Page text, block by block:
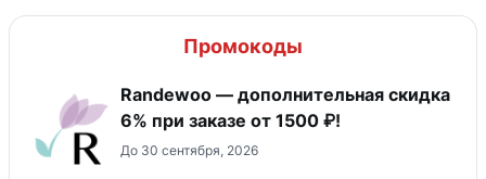
Промокоды
Randewoo — дополнительная скидка
6% при заказе от 1500 ₽!
До 30 сентября, 2026